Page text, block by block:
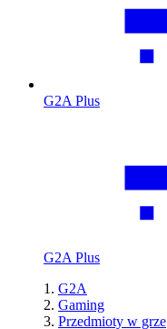
G2A Plus
G2A Plus
G2A
Gaming
Przedmioty w grze